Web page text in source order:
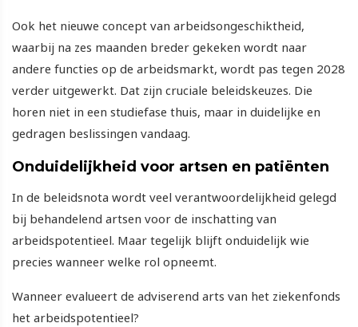
Ook het nieuwe concept van arbeidsongeschiktheid,
waarbij na zes maanden breder gekeken wordt naar
andere functies op de arbeidsmarkt, wordt pas tegen 2028
verder uitgewerkt. Dat zijn cruciale beleidskeuzes. Die
horen niet in een studiefase thuis, maar in duidelijke en
gedragen beslissingen vandaag.
Onduidelijkheid voor artsen en patiënten
In de beleidsnota wordt veel verantwoordelijkheid gelegd
bij behandelend artsen voor de inschatting van
arbeidspotentieel. Maar tegelijk blijft onduidelijk wie
precies wanneer welke rol opneemt.
Wanneer evalueert de adviserend arts van het ziekenfonds
het arbeidspotentieel?